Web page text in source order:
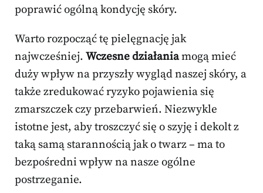
poprawić ogólną kondycję skóry.
Warto rozpocząć tę pielęgnację jak
najwcześniej. Wczesne działaniamogą mieć
duży wpływ na przyszły wygląd naszej skóry, a
także zredukować ryzyko pojawienia się
zmarszczek czy przebarwień. Niezwykle
istotne jest, aby troszczyć się o szyję i dekolt z
taką samą starannością jak o twarz – ma to
bezpośredni wpływ na nasze ogólne
postrzeganie.